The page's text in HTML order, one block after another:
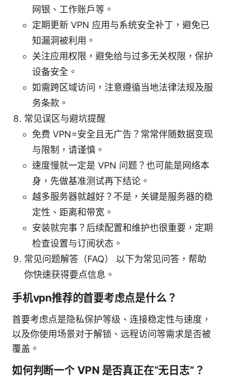
网银、工作账户等。
定期更新 VPN 应用与系统安全补丁，避免已
知漏洞被利用。
关注应用权限，避免给与过多无关权限，保护
设备安全。
如需跨区域访问，注意遵循当地法律法规及服
务条款。
常见误区与避坑提醒
免费 VPN=安全且无广告？常常伴随数据变现
与限制，请谨慎。
速度慢就一定是 VPN 问题？也可能是网络本
身，先做基准测试再下结论。
越多服务器就越好？不是，关键是服务器的稳
定性、距离和带宽。
安装就完事？后续配置和维护也很重要，定期
检查设置与订阅状态。
常见问题解答（FAQ） 以下为常见问答，帮助
你快速获得要点信息。
手机vpn推荐的首要考虑点是什么？
首要考虑点是隐私保护等级、连接稳定性与速度，
以及你使用场景对于解锁、远程访问等需求是否被
覆盖。
如何判断一个 VPN 是否真正在“无日志”？